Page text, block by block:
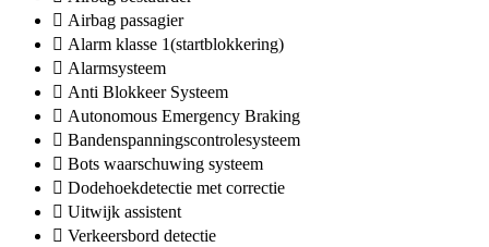
Airbag passagier
Alarm klasse 1(startblokkering)
Alarmsysteem
Anti Blokkeer Systeem
Autonomous Emergency Braking
Bandenspanningscontrolesysteem
Bots waarschuwing systeem
Dodehoekdetectie met correctie
Uitwijk assistent
Verkeersbord detectie